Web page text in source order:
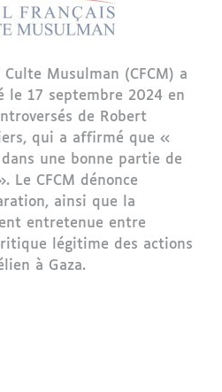
Musulman (CFCM) a
le 17 septembre 2024 en
de Robert
qui a affirmé que «
une bonne partie de
Le CFCM dénonce
ainsi que la
entretenue entre
légitime des actions
à Gaza.